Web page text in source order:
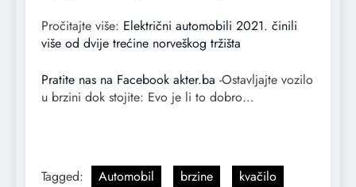
Pročitajte više: Električni automobili 2021. činili
više od dvije trećine norveškog tržišta
Pratite nas na Facebook akter.ba -Ostavljajte vozilo
u brzini dok stojite: Evo je li to dobro…
Tagged: Automobil brzine
kvačilo